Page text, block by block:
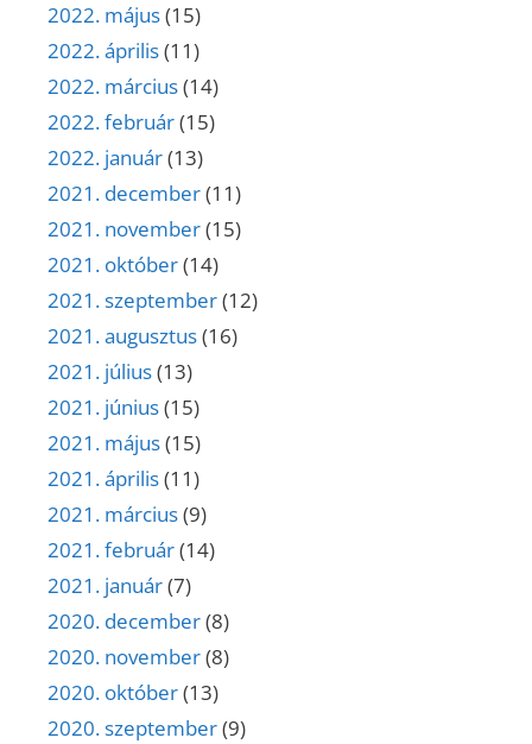
2022. május(15)
2022. április(11)
2022. március(14)
2022. február(15)
2022. január(13)
2021. december(11)
2021. november(15)
2021. október(14)
2021. szeptember(12)
2021. augusztus(16)
2021. július(13)
2021. június(15)
2021. május(15)
2021. április(11)
2021. március(9)
2021. február(14)
2021. január(7)
2020. december(8)
2020. november(8)
2020. október(13)
2020. szeptember(9)